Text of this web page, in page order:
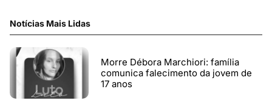
Notícias Mais Lidas
Morre Débora Marchiori: família
comunica falecimento da jovem de
17 anos